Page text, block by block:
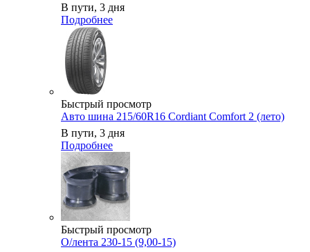
В пути, 3 дня
Подробнее
Быстрый просмотр
Авто шина 215/60R16 Cordiant Comfort 2 (лето)
В пути, 3 дня
Подробнее
Быстрый просмотр
О/лента 230-15 (9,00-15)